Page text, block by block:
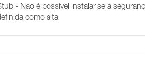
- Não é possível instalar se a
como alta